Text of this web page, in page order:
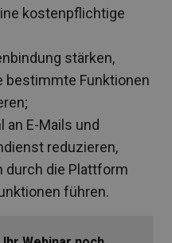
kostenpflichtige
stärken,
bestimmte Funktionen
an E-Mails und
reduzieren,
durch die Plattform
führen.